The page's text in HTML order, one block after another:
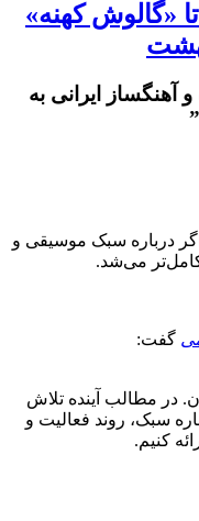
«گالوش کهنه»
آهنگساز ایرانی به
درباره سبک موسیقی و
می‌شد.
گفت:
در مطالب آینده تلاش
سبک، روند فعالیت و
کنیم.